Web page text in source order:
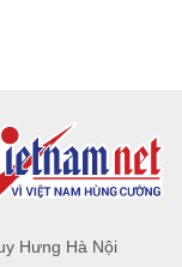
Hưng Hà Nội